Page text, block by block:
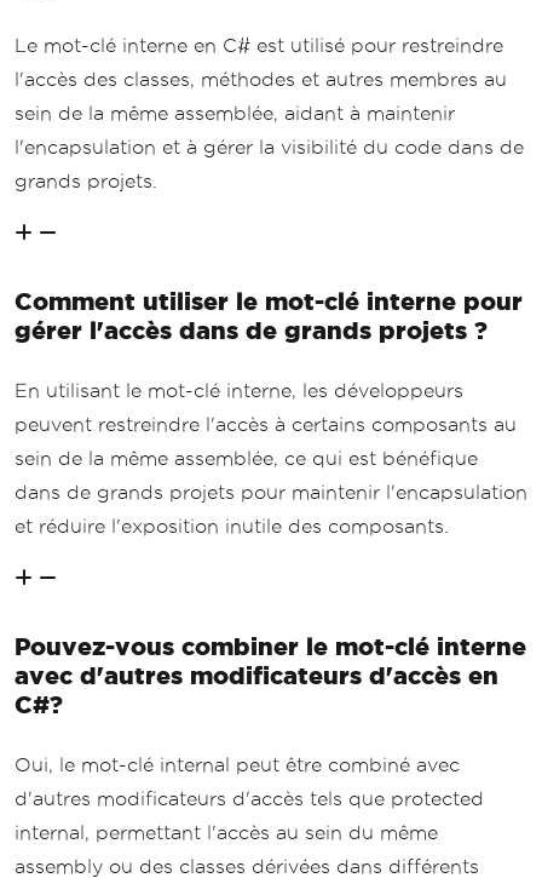
Le mot-clé interne en C# est utilisé pour restreindre
l'accès des classes, méthodes et autres membres au
sein de la même assemblée, aidant à maintenir
l'encapsulation et à gérer la visibilité du code dans de
grands projets.
Comment utiliser le mot-clé interne pour
gérer l'accès dans de grands projets ?
En utilisant le mot-clé interne, les développeurs
peuvent restreindre l'accès à certains composants au
sein de la même assemblée, ce qui est bénéfique
dans de grands projets pour maintenir l'encapsulation
et réduire l'exposition inutile des composants.
Pouvez-vous combiner le mot-clé interne
avec d'autres modificateurs d'accès en
C#?
Oui, le mot-clé internal peut être combiné avec
d'autres modificateurs d'accès tels que protected
internal, permettant l'accès au sein du même
assembly ou des classes dérivées dans différents